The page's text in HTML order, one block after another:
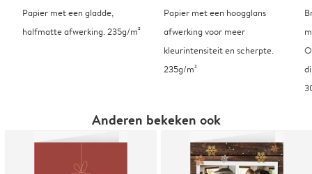
Papier met een gladde,
halfmatte afwerking. 235g/m²
Papier met een hoogglans
afwerking voor meer
kleurintensiteit en scherpte.
235g/m²
Anderen bekeken ook